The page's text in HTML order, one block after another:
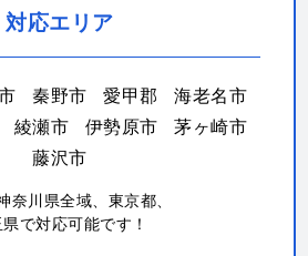
対応エリア
秦野市 愛甲郡
海老名市
綾瀬市 伊勢原市
茅ヶ崎市
藤沢市
奈川県全域、東京都、
で対応可能です！